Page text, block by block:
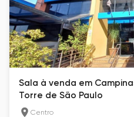
Sala à venda em
Torre de São Paulo
Centro